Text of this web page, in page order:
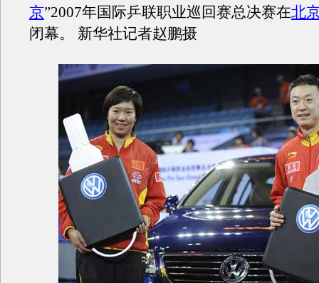
京”2007年国际乒联职业巡回赛总决赛在北
闭幕。 新华社记者赵鹏摄